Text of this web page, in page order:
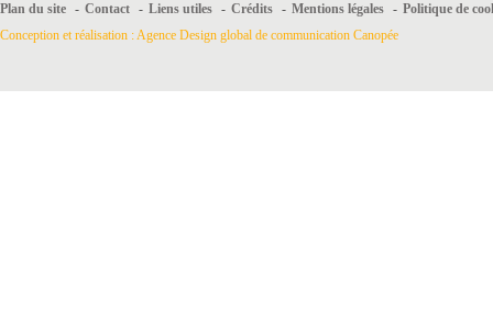
Plan du site - Contact - Liens utiles - Crédits - Mentions légales - Politique de
Conception et réalisation : Agence Design global de communication Canopée